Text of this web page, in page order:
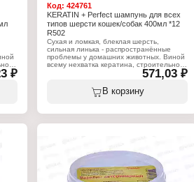
₽
Код: 424761
KERATIN + Perfect шампунь для всех
типов шерсти кошек/собак 400мл *12
R502
Сухая и ломкая, блеклая шерсть,
сильная линька - распространённые
проблемы у домашних животных. Виной
всему нехватка кератина, строительного
материала для волос. Вернуть шерсти
здоровье и поддержать красоту питомца
помогут шампуни RolfClub Keratin+
Complex. Жидкий кератин в составе
распределяется по всей поверхности
жидкими кератинами придаёт шерсти
натуральную гибкость, здоровый и
притягательный блеск.
571,03 ₽
В корзину